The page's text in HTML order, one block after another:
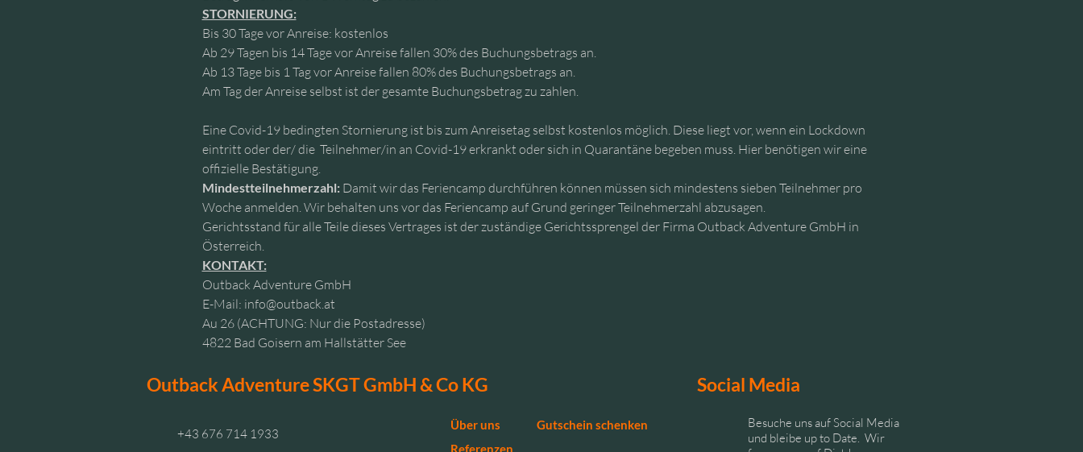
STORNIERUNG:
Bis 30 Tage vor Anreise: kostenlos
Ab 29 Tagen bis 14 Tage vor Anreise fallen 30% des Buchungsbetrags an.
Ab 13 Tage bis 1 Tag vor Anreise fallen 80% des Buchungsbetrags an.
Am Tag der Anreise selbst ist der gesamte Buchungsbetrag zu zahlen.
Eine Covid-19 bedingten Stornierung ist bis zum Anreisetag selbst kostenlos möglich. Diese liegt vor, wenn ein Lockdown
eintritt oder der/ die  Teilnehmer/in an Covid-19 erkrankt oder sich in Quarantäne begeben muss. Hier benötigen wir eine
offizielle Bestätigung.
Mindestteilnehmerzahl: Damit wir das Feriencamp durchführen können müssen sich mindestens sieben Teilnehmer pro
Woche anmelden. Wir behalten uns vor das Feriencamp auf Grund geringer Teilnehmerzahl abzusagen.
Gerichtsstand für alle Teile dieses Vertrages ist der zuständige Gerichtssprengel der Firma Outback Adventure GmbH in
Österreich.
KONTAKT:
Outback Adventure GmbH
E-Mail: info@outback.at
Au 26 (ACHTUNG: Nur die Postadresse)
4822 Bad Goisern am Hallstätter See
Outback Adventure SKGT GmbH & Co KG
+43 676 714 1933
Über uns
Referenzen
Gutschein schenken
Social Media
Besuche uns auf Social Media
und bleibe up to Date. Wir